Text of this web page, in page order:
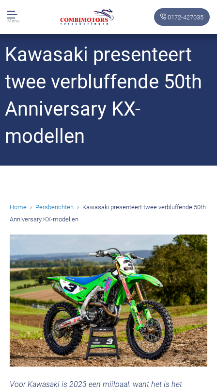
Menu 0172-427035
Kawasaki presenteert
twee verbluffende 50th
Anniversary KX-
modellen
Home Persberichten
Kawasaki presenteert twee verbluffende 50th
Anniversary KX-modellen
Voor Kawasaki is 2023 een mijlpaal, want het is het